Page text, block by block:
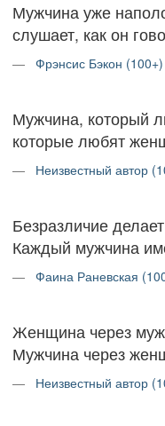
Мужчина уже
слушает, как он
Фрэнсис Бэкон (100+)
Мужчина, который
которые любят
Неизвестный автор
Безразличие
Каждый мужчина
Фаина Раневская
Женщина через
Мужчина через
Неизвестный автор